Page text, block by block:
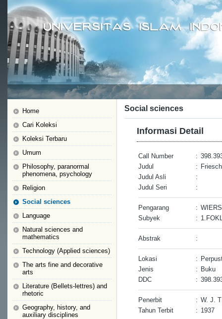
Home
Cari Koleksi
Koleksi Terbaru
Umum
Philosophy, paranormal
phenomena, psychology
Religion
Social sciences
Language
Natural sciences and
mathematics
Technology (Applied sciences)
The arts fine and decorative
arts
Literature (Bellets-lettres) and
rhetoric
Geography, history, and
auxiliary disciplines
Social sciences
Informasi Detail
Call Number :
Judul
:
Judul Asli
:
Judul Seri
:
Pengarang :
Subyek
:
Abstrak :
Lokasi :
Jenis
: Buku
DDC
:
Penerbit : W. J.
Tahun Terbit
: 1937